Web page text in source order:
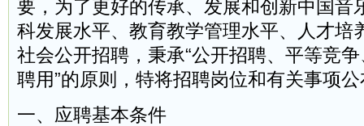
要，为了更好的传承、发展和创新中国音
科发展水平、教育教学管理水平、人才培
社会公开招聘，秉承“公开招聘、平等竞
聘用”的原则，特将招聘岗位和有关事项
一、应聘基本条件